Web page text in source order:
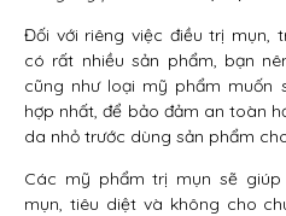
Đối với riêng việc điều trị mụn,
có rất nhiều sản phẩm, bạn
cũng như loại mỹ phẩm muốn
hợp nhất, để bảo đảm an toàn
da nhỏ trước dùng sản phẩm
Các mỹ phẩm trị mụn sẽ
mụn, tiêu diệt và không cho